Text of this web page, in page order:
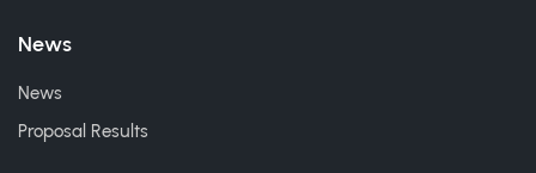
News
News
Proposal Results